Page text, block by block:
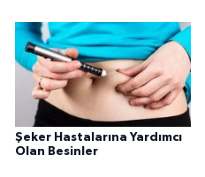
Şeker Hastalarına Yardımcı
Olan Besinler